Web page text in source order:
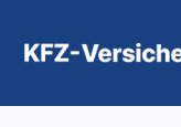
Inhalt